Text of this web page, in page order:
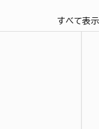
すべて表示